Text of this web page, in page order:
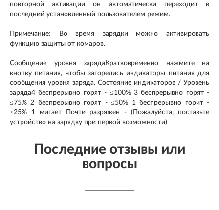
повторной активации он автоматически переходит в
последний установленный пользователем режим.
Примечание: Во время зарядки можно активировать
функцию защиты от комаров.
Сообщение уровня зарядаКратковременно нажмите на
кнопку питания, чтобы загорелись индикаторы питания для
сообщения уровня заряда. Состояние индикаторов / Уровень
заряда4 беспрерывно горят - ≤100% 3 беспрерывно горят -
≤75% 2 беспрерывно горят - ≤50% 1 беспрерывно горит -
≤25% 1 мигает Почти разряжен - (Пожалуйста, поставьте
устройство на зарядку при первой возможности)
Последние отзывы или
вопросы